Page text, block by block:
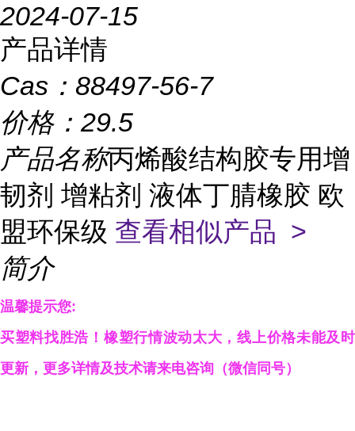
2024-07-15
产品详情
Cas： 88497-56-7
价格： 29.5
产品名称丙烯酸结构胶专用增
韧剂 增粘剂 液体丁腈橡胶 欧
盟环保级 查看相似产品 >
简介
温馨提示您:
买塑料找胜浩！橡塑行情波动太大，线上价格未能及时
更新，更多详情及技术请来电咨询（微信同号）